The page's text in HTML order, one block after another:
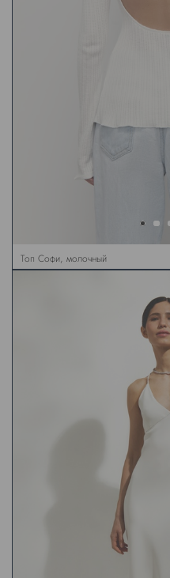
Топ Софи, молочный